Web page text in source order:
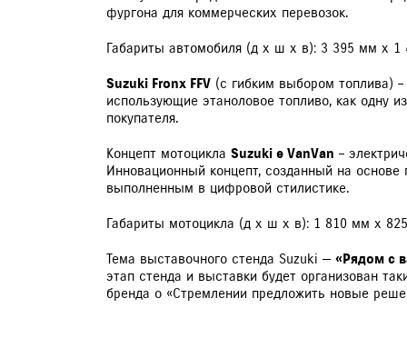
фургона для коммерческих перевозок.
Габариты автомобиля (д х ш х в): 3 395 мм x
Suzuki Fronx FFV (с гибким выбором топлива)
использующие этаноловое топливо, как одну
покупателя.
Концепт мотоцикла Suzuki e VanVan –
Инновационный концепт, созданный на основе
выполненным в цифровой стилистике.
Габариты мотоцикла (д х ш х в): 1 810 мм х
Тема выставочного стенда Suzuki — «Рядом с
этап стенда и выставки будет организован
бренда о «Стремлении предложить новые